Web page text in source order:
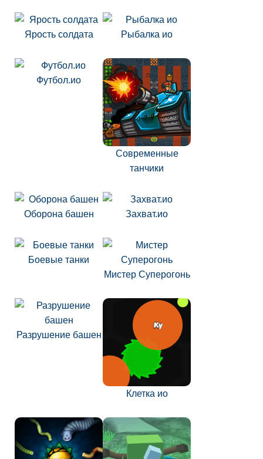
Ярость солдата Рыбалка ио
Футбол.ио
Современные
танчики
Оборона башен Захват.ио
Боевые танки
Мистер Суперогонь
Разрушение башен
Клетка ио